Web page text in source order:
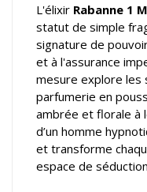
L'élixir Rabanne 1
statut de simple
signature de
et à l'assurance
mesure explore les
parfumerie en
ambrée et florale à
d’un homme
et transforme
espace de